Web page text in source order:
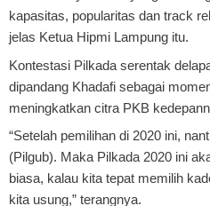
kapasitas, popularitas dan track
jelas Ketua Hipmi Lampung itu.
Kontestasi Pilkada serentak
dipandang Khadafi sebagai
meningkatkan citra PKB
“Setelah pemilihan di 2020 ini,
(Pilgub). Maka Pilkada 2020 ini
biasa, kalau kita tepat memilih
kita usung,” terangnya.